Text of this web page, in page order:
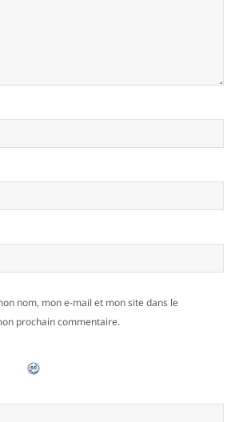
nom, mon e-mail et mon site dans le
prochain commentaire.